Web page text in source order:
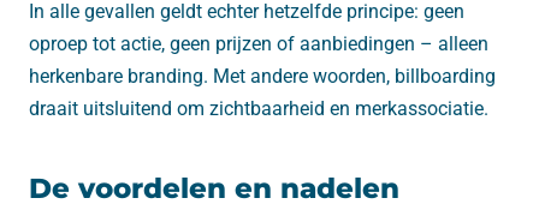
In alle gevallen geldt echter hetzelfde principe: geen
oproep tot actie, geen prijzen of aanbiedingen – alleen
herkenbare branding. Met andere woorden, billboarding
draait uitsluitend om zichtbaarheid en merkassociatie.
De voordelen en nadelen